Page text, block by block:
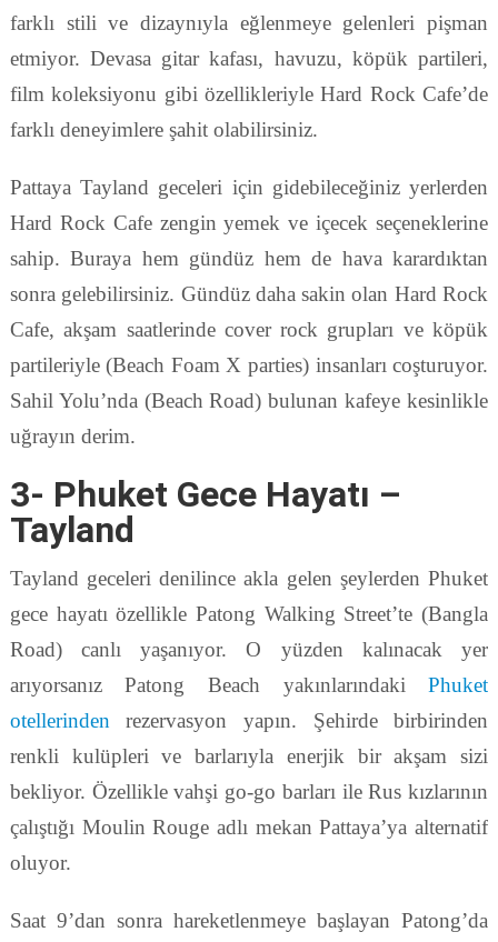
farklı stili ve dizaynıyla eğlenmeye gelenleri pişman
etmiyor. Devasa gitar kafası, havuzu, köpük partileri,
film koleksiyonu gibi özellikleriyle Hard Rock Cafe’de
farklı deneyimlere şahit olabilirsiniz.
Pattaya Tayland geceleri için gidebileceğiniz yerlerden
Hard Rock Cafe zengin yemek ve içecek seçeneklerine
sahip. Buraya hem gündüz hem de hava karardıktan
sonra gelebilirsiniz. Gündüz daha sakin olan Hard Rock
Cafe, akşam saatlerinde cover rock grupları ve köpük
partileriyle (Beach Foam X parties) insanları coşturuyor.
Sahil Yolu’nda (Beach Road) bulunan kafeye kesinlikle
uğrayın derim.
3- Phuket Gece Hayatı –
Tayland
Tayland geceleri denilince akla gelen şeylerden Phuket
gece hayatı özellikle Patong Walking Street’te (Bangla
Road) canlı yaşanıyor. O yüzden kalınacak yer
arıyorsanız Patong Beach yakınlarındakiPhuket
otellerinden rezervasyon yapın. Şehirde birbirinden
renkli kulüpleri ve barlarıyla enerjik bir akşam sizi
bekliyor. Özellikle vahşi go-go barları ile Rus kızlarının
çalıştığı Moulin Rouge adlı mekan Pattaya’ya alternatif
oluyor.
Saat 9’dan sonra hareketlenmeye başlayan Patong’da